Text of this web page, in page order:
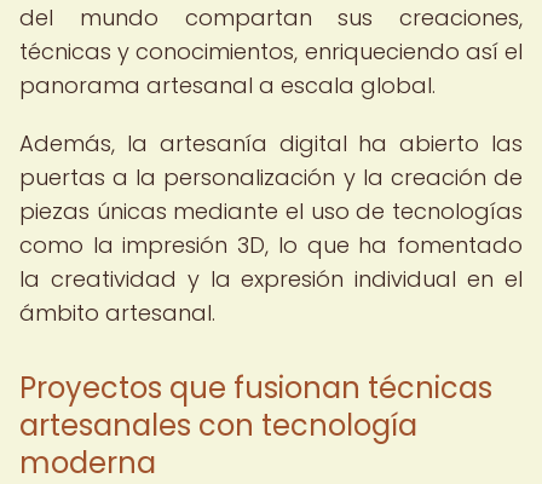
del mundo compartan sus creaciones,
técnicas y conocimientos, enriqueciendo así el
panorama artesanal a escala global.
Además, la artesanía digital ha abierto las
puertas a la personalización y la creación de
piezas únicas mediante el uso de tecnologías
como la impresión 3D, lo que ha fomentado
la creatividad y la expresión individual en el
ámbito artesanal.
Proyectos que fusionan técnicas
artesanales con tecnología
moderna